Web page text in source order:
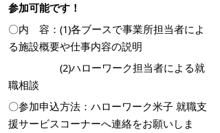
参加可能です！
〇内 容：(1)各ブースで事業所担当者によ
る施設概要や仕事内容の説明
(2)ハローワーク担当者による就
職相談
〇参加申込方法：ハローワーク米子 就職支
援サービスコーナーへ連絡をお願いしま